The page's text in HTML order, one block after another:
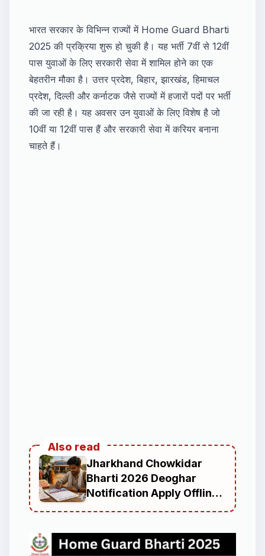
भारत सरकार के विभिन्न राज्यों में Home Guard Bharti
2025 की प्रक्रिया शुरू हो चुकी है। यह भर्ती 7वीं से 12वीं
पास युवाओं के लिए सरकारी सेवा में शामिल होने का एक
बेहतरीन मौका है। उत्तर प्रदेश, बिहार, झारखंड, हिमाचल
प्रदेश, दिल्ली और कर्नाटक जैसे राज्यों में हजारों पदों पर भर्ती
की जा रही है। यह अवसर उन युवाओं के लिए विशेष है जो
10वीं या 12वीं पास हैं और सरकारी सेवा में करियर बनाना
चाहते हैं।
Also read
Jharkhand Chowkidar
Bharti 2026 Deoghar
Notification Apply Offline
Eligibility for 10th Pass